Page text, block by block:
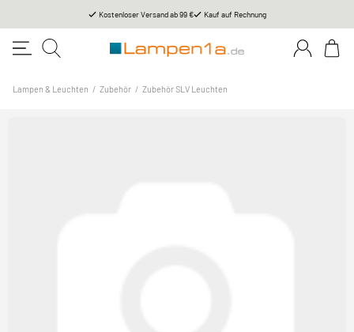
Kostenloser Versand ab 99 € Kauf auf Rechnung
Lampen & Leuchten / Zubehör / Zubehör SLV Leuchten